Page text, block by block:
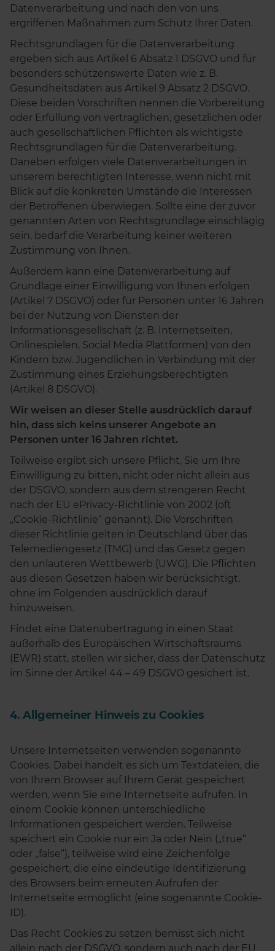
Datenverarbeitung und nach den von uns
ergriffenen Maßnahmen zum Schutz Ihrer Daten.
Rechtsgrundlagen für die Datenverarbeitung
ergeben sich aus Artikel 6 Absatz 1 DSGVO und für
besonders schützenswerte Daten wie z. B.
Gesundheitsdaten aus Artikel 9 Absatz 2 DSGVO.
Diese beiden Vorschriften nennen die Vorbereitung
oder Erfüllung von vertraglichen, gesetzlichen oder
auch gesellschaftlichen Pflichten als wichtigste
Rechtsgrundlagen für die Datenverarbeitung.
Daneben erfolgen viele Datenverarbeitungen in
unserem berechtigten Interesse, wenn nicht mit
Blick auf die konkreten Umstände die Interessen
der Betroffenen überwiegen. Sollte eine der zuvor
genannten Arten von Rechtsgrundlage einschlägig
sein, bedarf die Verarbeitung keiner weiteren
Zustimmung von Ihnen.
Außerdem kann eine Datenverarbeitung auf
Grundlage einer Einwilligung von Ihnen erfolgen
(Artikel 7 DSGVO) oder für Personen unter 16 Jahren
bei der Nutzung von Diensten der
Informationsgesellschaft (z. B. Internetseiten,
Onlinespielen, Social Media Plattformen) von den
Kindern bzw. Jugendlichen in Verbindung mit der
Zustimmung eines Erziehungsberechtigten
(Artikel 8 DSGVO).
Wir weisen an dieser Stelle ausdrücklich darauf
hin, dass sich keins unserer Angebote an
Personen unter 16 Jahren richtet.
Teilweise ergibt sich unsere Pflicht, Sie um Ihre
Einwilligung zu bitten, nicht oder nicht allein aus
der DSGVO, sondern aus dem strengeren Recht
nach der EU ePrivacy-Richtlinie von 2002 (oft
„Cookie-Richtlinie“ genannt). Die Vorschriften
dieser Richtlinie gelten in Deutschland über das
Telemediengesetz (TMG) und das Gesetz gegen
den unlauteren Wettbewerb (UWG). Die Pflichten
aus diesen Gesetzen haben wir berücksichtigt,
ohne im Folgenden ausdrücklich darauf
hinzuweisen.
Findet eine Datenübertragung in einen Staat
außerhalb des Europäischen Wirtschaftsraums
(EWR) statt, stellen wir sicher, dass der Datenschutz
im Sinne der Artikel 44 – 49 DSGVO gesichert ist.
4. Allgemeiner Hinweis zu Cookies
Unsere Internetseiten verwenden sogenannte
Cookies. Dabei handelt es sich um Textdateien, die
von Ihrem Browser auf Ihrem Gerät gespeichert
werden, wenn Sie eine Internetseite aufrufen. In
einem Cookie können unterschiedliche
Informationen gespeichert werden. Teilweise
speichert ein Cookie nur ein Ja oder Nein („true“
oder „false“), teilweise wird eine Zeichenfolge
gespeichert, die eine eindeutige Identifizierung
des Browsers beim erneuten Aufrufen der
Internetseite ermöglicht (eine sogenannte Cookie-
ID).
Das Recht Cookies zu setzen bemisst sich nicht
allein nach der DSGVO, sondern auch nach der EU